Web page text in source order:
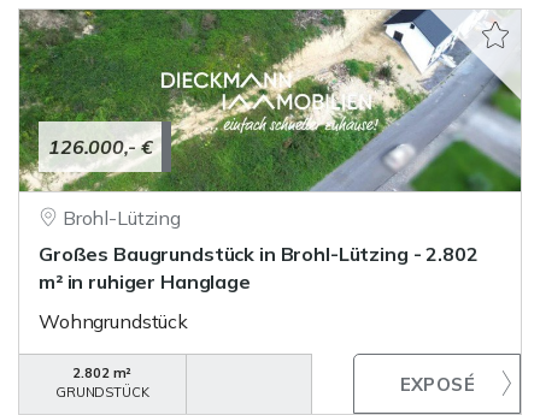
126.000,- €
Brohl-Lützing
Großes Baugrundstück in Brohl-Lützing - 2.802
m² in ruhiger Hanglage
Wohngrundstück
2.802 m²
GRUNDSTÜCK